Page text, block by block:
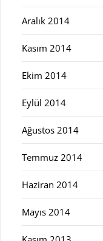
Aralık 2014
Kasım 2014
Ekim 2014
Eylül 2014
Ağustos 2014
Temmuz 2014
Haziran 2014
Mayıs 2014